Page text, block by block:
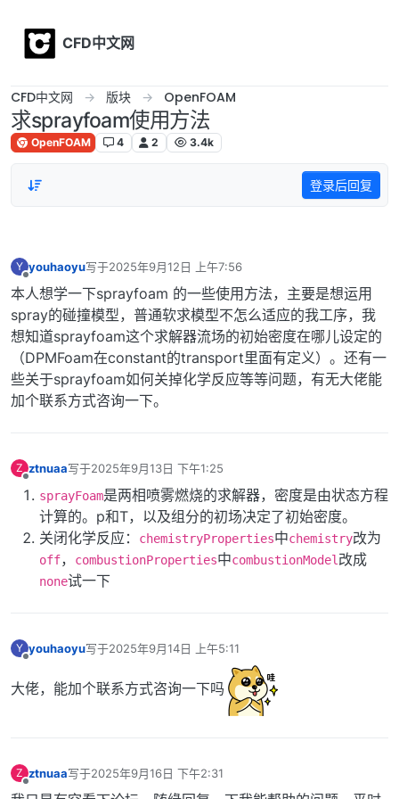
CFD中文网
CFD中文网 版块 OpenFOAM
求sprayfoam使用方法
OpenFOAM 4 2 3.4k
登录后回复
Y
离线
youhaoyu写于2025年9月12日 上午7:56
最后由 编辑
本人想学一下sprayfoam 的一些使用方法，主要是想运用
spray的碰撞模型，普通软求模型不怎么适应的我工序，我
想知道sprayfoam这个求解器流场的初始密度在哪儿设定的
（DPMFoam在constant的transport里面有定义）。还有一
些关于sprayfoam如何关掉化学反应等等问题，有无大佬能
加个联系方式咨询一下。
Z ztnuaa写于2025年9月13日 下午1:25
最后由 编辑
sprayFoam是两相喷雾燃烧的求解器，密度是由状态方程
计算的。p和T，以及组分的初场决定了初始密度。
关闭化学反应：
chemistryProperties中chemistry改为
off， combustionProperties中combustionModel改成
none试一下
Y youhaoyu写于2025年9月14日 上午5:11
最后由 编辑
大佬，能加个联系方式咨询一下吗
Z ztnuaa写于2025年9月16日 下午2:31
最后由 编辑